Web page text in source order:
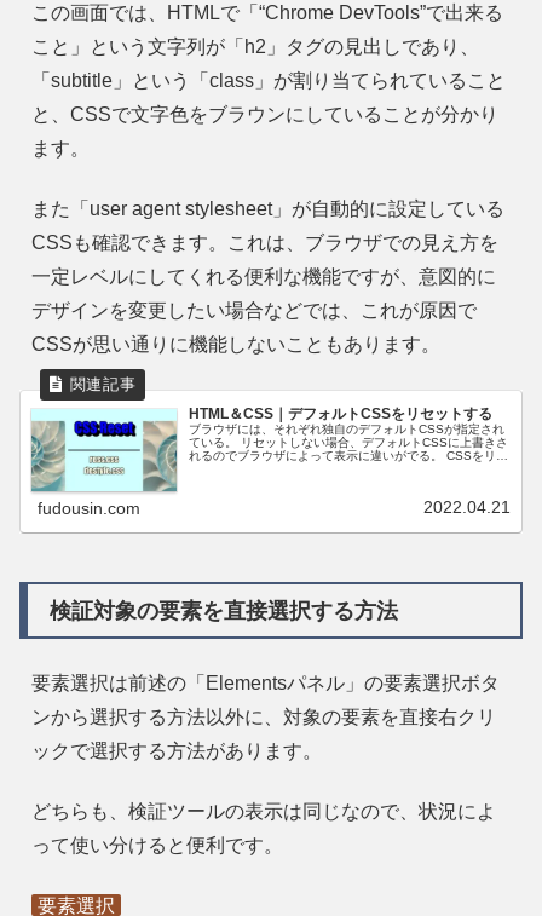
この画面では、HTMLで「“Chrome DevTools”で出来る
こと」という文字列が「h2」タグの見出しであり、
「subtitle」という「class」が割り当てられていること
と、CSSで文字色をブラウンにしていることが分かり
ます。
また「user agent stylesheet」が自動的に設定している
CSSも確認できます。これは、ブラウザでの見え方を
一定レベルにしてくれる便利な機能ですが、意図的に
デザインを変更したい場合などでは、これが原因で
CSSが思い通りに機能しないこともあります。
HTML＆CSS｜デフォルトCSSをリセットする
ブラウザには、それぞれ独自のデフォルトCSSが指定され
ている。 リセットしない場合、デフォルトCSSに上書きさ
れるのでブラウザによって表示に違いがでる。 CSSをリセ
fudousin.com 2022.04.21
検証対象の要素を直接選択する方法
要素選択は前述の「Elementsパネル」の要素選択ボタ
ンから選択する方法以外に、対象の要素を直接右クリ
ックで選択する方法があります。
どちらも、検証ツールの表示は同じなので、状況によ
って使い分けると便利です。
要素選択